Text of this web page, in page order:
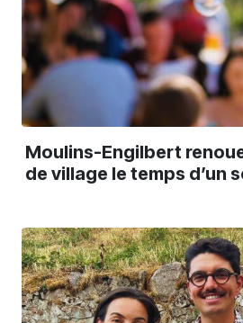
Moulins-Engilbert
de village le temps d’un